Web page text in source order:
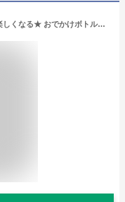
【散歩の二刀流★飲水＆放水】 散歩が楽しくなる★ おでかけボトルキャップ君（ピンク）【 便利な お出かけ 犬用品 】(犬 いぬ イヌ ペット用品 便利グッズ 散歩 旅行 ドライブ 防災 マナー オシッコ 水 ペットボトル 水筒 給水 水飲み 水入れ 容器熱中症 国産)